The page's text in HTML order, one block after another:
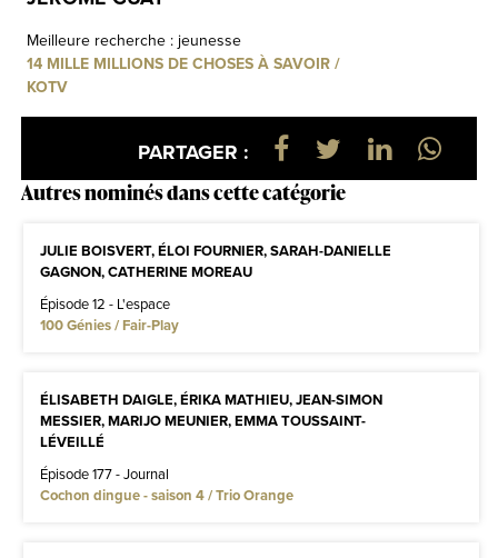
Meilleure recherche : jeunesse
14 MILLE MILLIONS DE CHOSES À SAVOIR /
KOTV
PARTAGER :
Autres nominés dans cette catégorie
JULIE BOISVERT, ÉLOI FOURNIER, SARAH-DANIELLE
GAGNON, CATHERINE MOREAU
Épisode 12 - L'espace
100 Génies / Fair-Play
ÉLISABETH DAIGLE, ÉRIKA MATHIEU, JEAN-SIMON
MESSIER, MARIJO MEUNIER, EMMA TOUSSAINT-
LÉVEILLÉ
Épisode 177 - Journal
Cochon dingue - saison 4 / Trio Orange